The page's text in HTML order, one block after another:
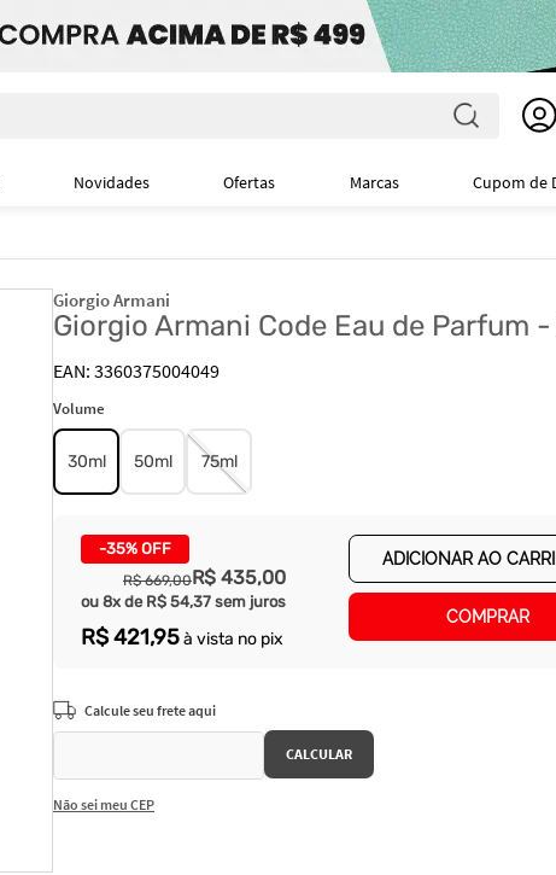
Novidades Ofertas Marcas Cupom de
Giorgio Armani
Giorgio Armani Code Eau de Parfum
3360375004049
Volume
30ml 50ml 75ml
-35% OFF
R$ 435,00
R$ 669,00
ou 8x de R$ 54,37 sem juros
R$421,95à vista no pix
ADICIONAR AO
COMPRAR
Não sei meu CEP